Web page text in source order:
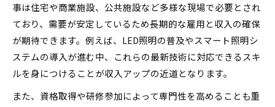
事は住宅や商業施設、公共施設など多様な現場で必要とされ
ており、需要が安定しているため長期的な雇用と収入の確保
が期待できます。例えば、LED照明の普及やスマート照明シ
ステムの導入が進む中、これらの最新技術に対応できるスキ
ルを身につけることが収入アップの近道となります。
また、資格取得や研修参加によって専門性を高めることも重